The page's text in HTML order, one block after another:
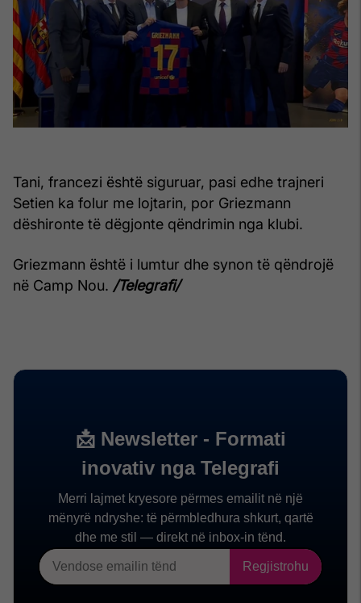
Tani, francezi është siguruar, pasi edhe trajneri
Setien ka folur me lojtarin, por Griezmann
dëshironte të dëgjonte qëndrimin nga klubi.
Griezmann është i lumtur dhe synon të qëndrojë
në Camp Nou. /Telegrafi/